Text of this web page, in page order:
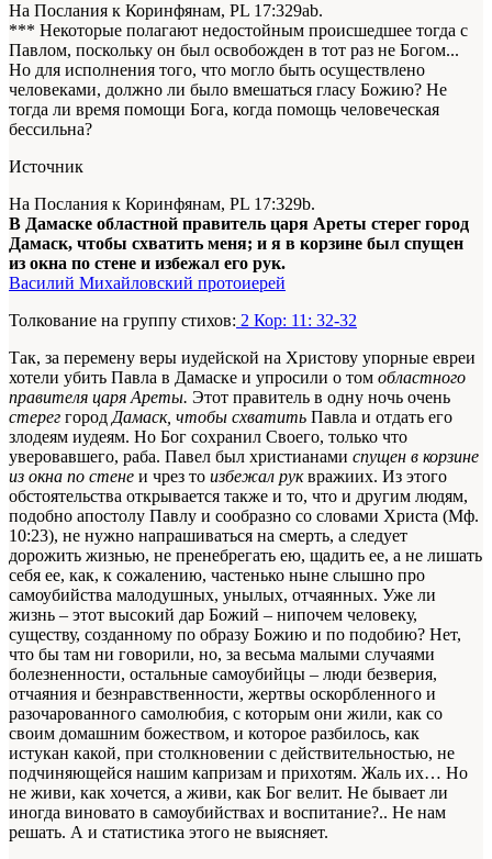
На Послания к Коринфянам, PL 17:329ab.
*** Некоторые полагают недостойным происшедшее тогда с
Павлом, поскольку он был освобожден в тот раз не Богом...
Но для исполнения того, что могло быть осуществлено
человеками, должно ли было вмешаться гласу Божию? Не
тогда ли время помощи Бога, когда помощь человеческая
бессильна?
Источник
На Послания к Коринфянам, PL 17:329b.
В Дамаске областной правитель царя Ареты стерег город
Дамаск, чтобы схватить меня; и я в корзине был спущен
из окна по стене и избежал его рук.
Василий Михайловский протоиерей
Толкование на группу стихов: 2 Кор: 11: 32-32
Так, за перемену веры иудейской на Христову упорные евреи
хотели убить Павла в Дамаске и упросили о том областного
правителя царя Ареты. Этот правитель в одну ночь очень
стерег город Дамаск, чтобы схватить Павла и отдать его
злодеям иудеям. Но Бог сохранил Своего, только что
уверовавшего, раба. Павел был христианами спущен в корзине
из окна по стене и чрез то избежал руквражиих. Из этого
обстоятельства открывается также и то, что и другим людям,
подобно апостолу Павлу и сообразно со словами Христа (Мф.
10:23), не нужно напрашиваться на смерть, а следует
дорожить жизнью, не пренебрегать ею, щадить ее, а не лишать
себя ее, как, к сожалению, частенько ныне слышно про
самоубийства малодушных, унылых, отчаянных. Уже ли
жизнь – этот высокий дар Божий – нипочем человеку,
существу, созданному по образу Божию и по подобию? Нет,
что бы там ни говорили, но, за весьма малыми случаями
болезненности, остальные самоубийцы – люди безверия,
отчаяния и безнравственности, жертвы оскорбленного и
разочарованного самолюбия, с которым они жили, как со
своим домашним божеством, и которое разбилось, как
истукан какой, при столкновении с действительностью, не
подчиняющейся нашим капризам и прихотям. Жаль их… Но
не живи, как хочется, а живи, как Бог велит. Не бывает ли
иногда виновато в самоубийствах и воспитание?.. Не нам
решать. А и статистика этого не выясняет.